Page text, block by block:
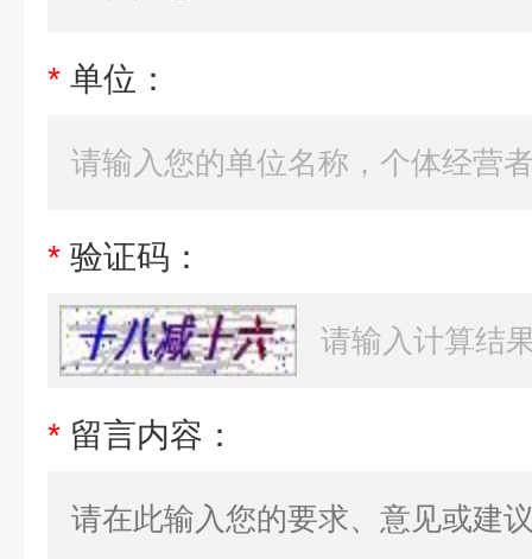
* 单位：
* 验证码：
* 留言内容：